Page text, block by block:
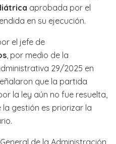
aprobada por el
en su ejecución.
el jefe de
, por medio de la
29/2025 en
que la partida
la ley aún no fue resuelta,
gestión es priorizar la
de la Administración